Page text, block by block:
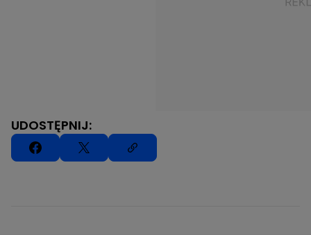
UDOSTĘPNIJ: